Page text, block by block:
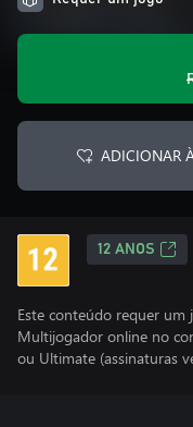
ADICIONAR
12 ANOS
Este conteúdo requer um
Multijogador online no
ou Ultimate (assinaturas